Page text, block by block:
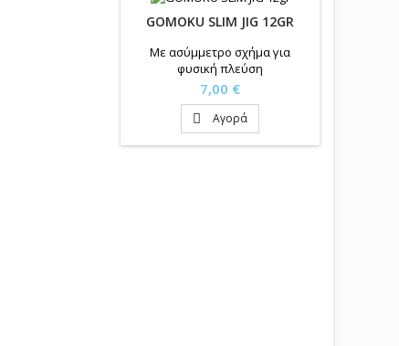
GOMOKU SLIM JIG 12GR
Με ασύμμετρο σχήμα για
φυσική πλεύση
Τιμή
7,00 €
 Αγορά